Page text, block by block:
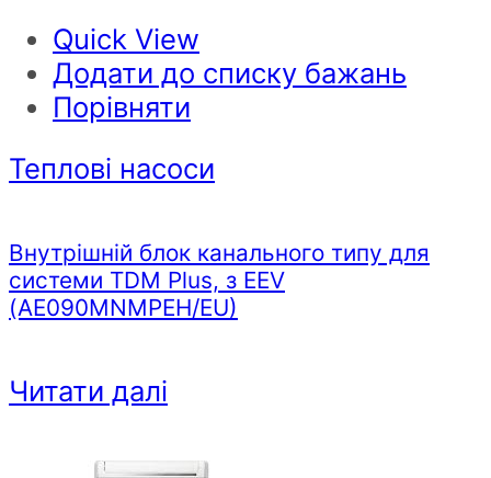
Quick View
Додати до списку бажань
Порівняти
Теплові насоси
Внутрішній блок канального типу для
системи TDM Plus, з EEV
(AE090MNMPEH/EU)
Читати далі